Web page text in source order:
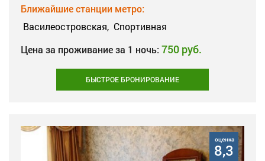
Ближайшие станции метро:
Василеостровская, Спортивная
Цена за проживание за 1 ночь: 750 руб.
БЫСТРОЕ БРОНИРОВАНИЕ
оценка
8,3